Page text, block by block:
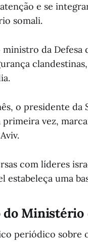
e se
somali.
ministro da
o presidente da
vez,
com líderes
estabeleça uma
Ministério
periódico sobre